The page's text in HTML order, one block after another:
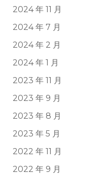
2024 年 11 月
2024 年 7 月
2024 年 2 月
2024 年 1 月
2023 年 11 月
2023 年 9 月
2023 年 8 月
2023 年 5 月
2022 年 11 月
2022 年 9 月